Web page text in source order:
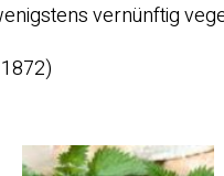
vernünftig